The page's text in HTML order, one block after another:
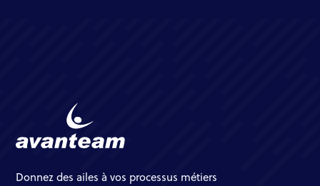
Donnez des ailes à vos processus métiers